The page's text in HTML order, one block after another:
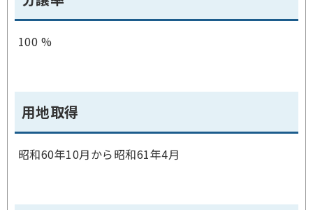
100 %
用地取得
昭和60年10月から昭和61年4月